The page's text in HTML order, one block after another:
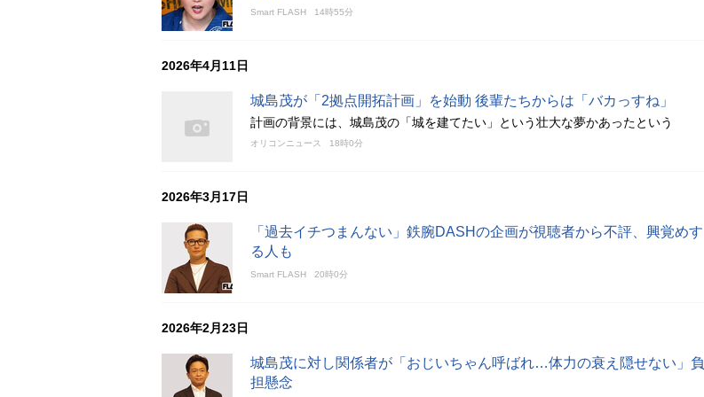
Smart FLASH 14時55分
2026年4月11日
城島茂が「2拠点開拓計画」を始動 後輩たちからは「バカっすね」
計画の背景には、城島茂の「城を建てたい」という壮大な夢かあったという
オリコンニュース 18時0分
2026年3月17日
「過去イチつまんない」鉄腕DASHの企画が視聴者から不評、興覚めす
る人も
Smart FLASH 20時0分
2026年2月23日
城島茂に対し関係者が「おじいちゃん呼ばれ…体力の衰え隠せない」負
担懸念